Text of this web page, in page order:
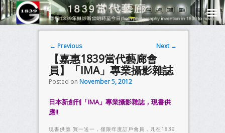
Post navigation
← Previous Next →
【嘉惠1839當代藝廊會
員】「IMA」專業攝影雜誌
Posted on November 5, 2012
日本新創刊「IMA」專業攝影雜誌，現書供
應!!
現書供應 買一送一，僅限年度訂戶會員，凡在1839